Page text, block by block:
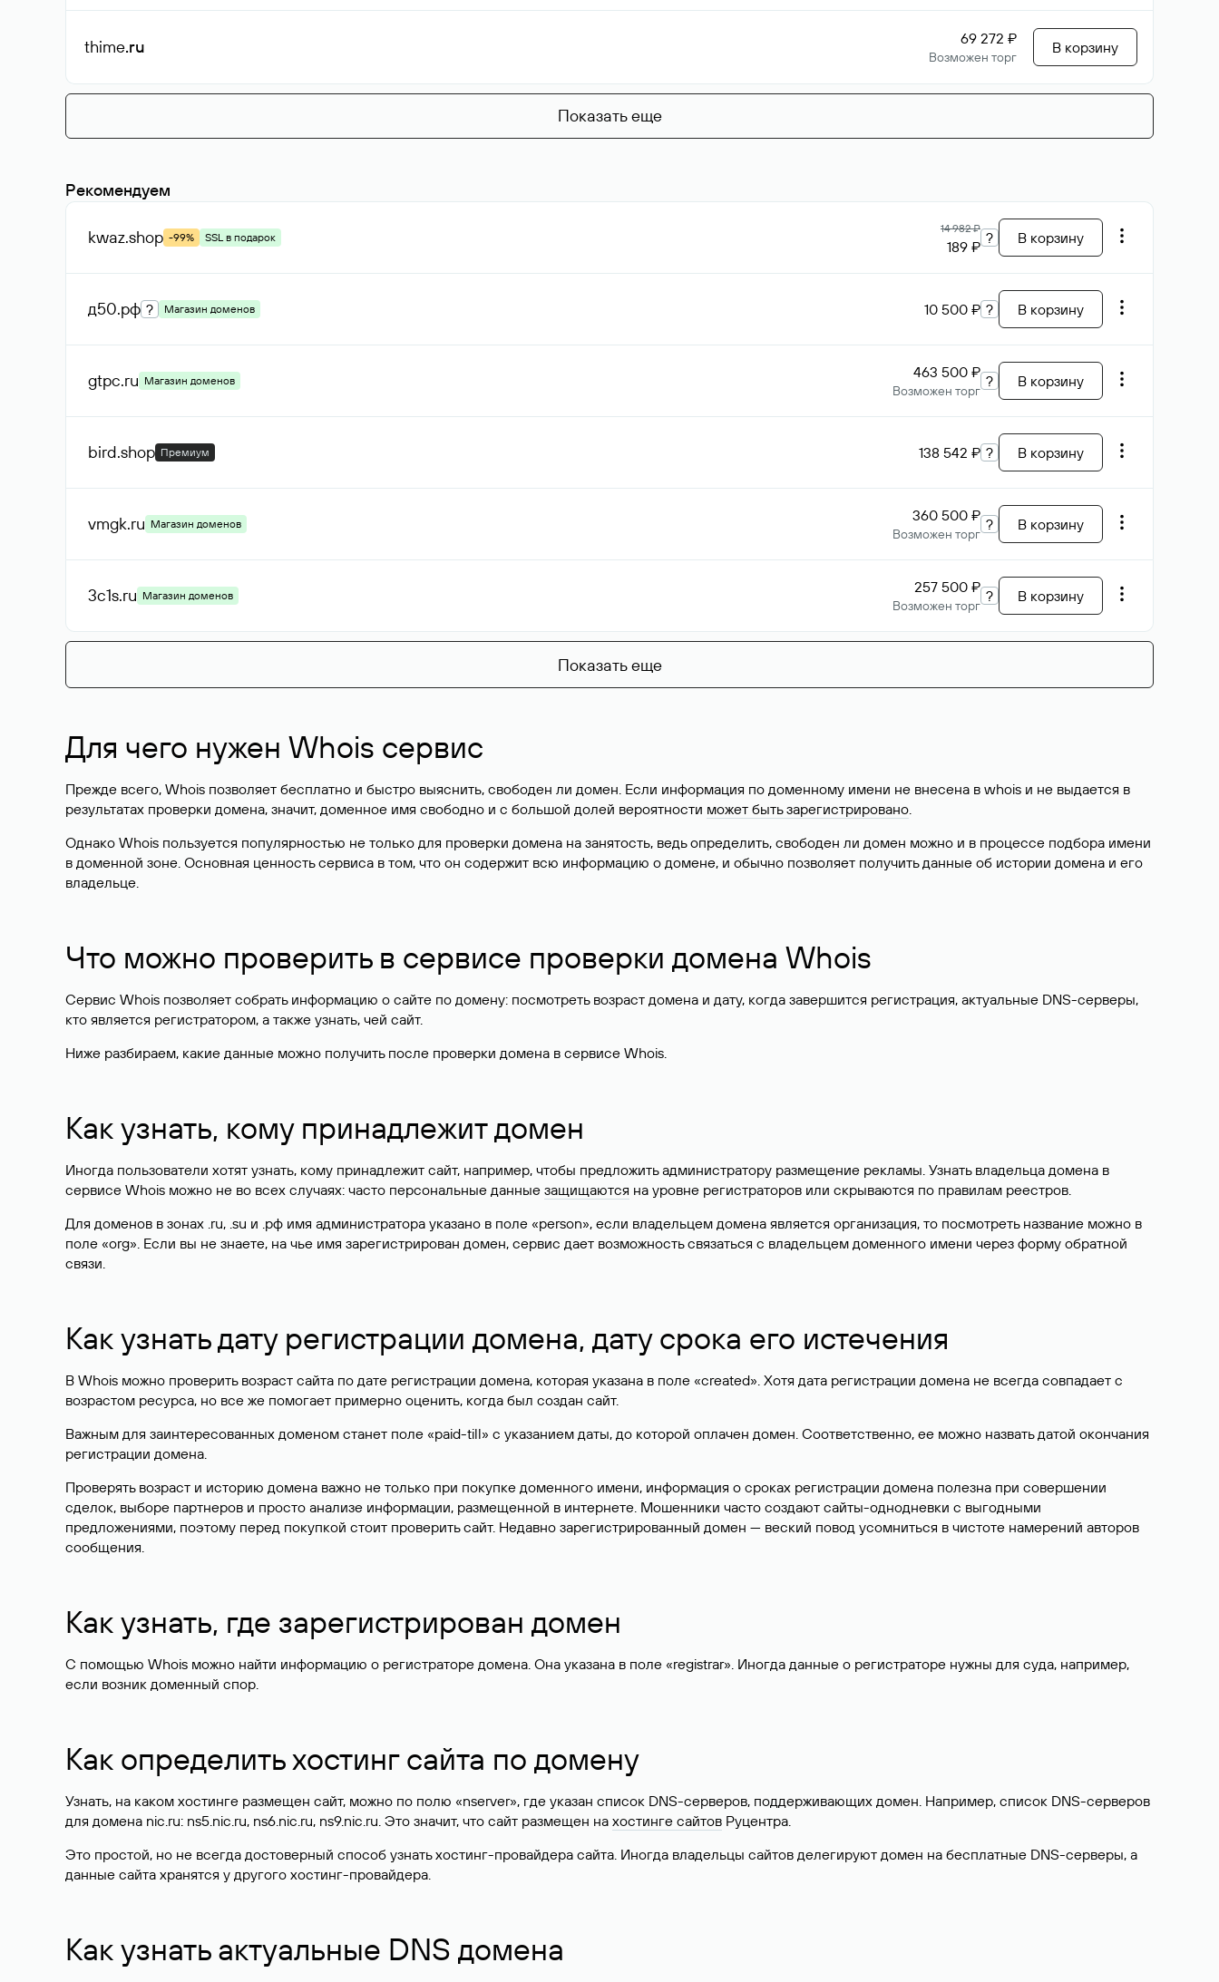
thime.ru 69 272 ₽
Возможен торг
В корзину
Показать еще
Рекомендуем
kwaz.shop -99% SSL в подарок
14 982 ₽
189 ₽ ? В корзину
д50.рф ? Магазин доменов 10 500 ₽ ? В корзину
gtpc.ru Магазин доменов 463 500 ₽
Возможен торг
? В корзину
bird.shop Премиум 138 542 ₽ ? В корзину
vmgk.ru Магазин доменов 360 500 ₽
Возможен торг
? В корзину
3c1s.ru Магазин доменов 257 500 ₽
Возможен торг
? В корзину
Показать еще
Для чего нужен Whois сервис
Прежде всего, Whois позволяет бесплатно и быстро выяснить, свободен ли домен. Если информация по доменному имени не внесена в whois и не выдается в
результатах проверки домена, значит, доменное имя свободно и с большой долей вероятности может быть зарегистрировано.
Однако Whois пользуется популярностью не только для проверки домена на занятость, ведь определить, свободен ли домен можно и в процессе подбора имени
в доменной зоне. Основная ценность сервиса в том, что он содержит всю информацию о домене, и обычно позволяет получить данные об истории домена и его
владельце.
Что можно проверить в сервисе проверки домена Whois
Сервис Whois позволяет собрать информацию о сайте по домену: посмотреть возраст домена и дату, когда завершится регистрация, актуальные DNS-серверы,
кто является регистратором, а также узнать, чей сайт.
Ниже разбираем, какие данные можно получить после проверки домена в сервисе Whois.
Как узнать, кому принадлежит домен
Иногда пользователи хотят узнать, кому принадлежит сайт, например, чтобы предложить администратору размещение рекламы. Узнать владельца домена в
сервисе Whois можно не во всех случаях: часто персональные данные защищаются на уровне регистраторов или скрываются по правилам реестров.
Для доменов в зонах .ru, .su и .рф имя администратора указано в поле «person», если владельцем домена является организация, то посмотреть название можно в
поле «org». Если вы не знаете, на чье имя зарегистрирован домен, сервис дает возможность связаться с владельцем доменного имени через форму обратной
связи.
Как узнать дату регистрации домена, дату срока его истечения
В Whois можно проверить возраст сайта по дате регистрации домена, которая указана в поле «created». Хотя дата регистрации домена не всегда совпадает с
возрастом ресурса, но все же помогает примерно оценить, когда был создан сайт.
Важным для заинтересованных доменом станет поле «paid-till» с указанием даты, до которой оплачен домен. Соответственно, ее можно назвать датой окончания
регистрации домена.
Проверять возраст и историю домена важно не только при покупке доменного имени, информация о сроках регистрации домена полезна при совершении
сделок, выборе партнеров и просто анализе информации, размещенной в интернете. Мошенники часто создают сайты-однодневки с выгодными
предложениями, поэтому перед покупкой стоит проверить сайт. Недавно зарегистрированный домен — веский повод усомниться в чистоте намерений авторов
сообщения.
Как узнать, где зарегистрирован домен
С помощью Whois можно найти информацию о регистраторе домена. Она указана в поле «registrar». Иногда данные о регистраторе нужны для суда, например,
если возник доменный спор.
Как определить хостинг сайта по домену
Узнать, на каком хостинге размещен сайт, можно по полю «nserver», где указан список DNS-серверов, поддерживающих домен. Например, список DNS-серверов
для домена nic.ru: ns5.nic.ru, ns6.nic.ru, ns9.nic.ru. Это значит, что сайт размещен на хостинге сайтов Руцентра.
Это простой, но не всегда достоверный способ узнать хостинг-провайдера сайта. Иногда владельцы сайтов делегируют домен на бесплатные DNS-серверы, а
данные сайта хранятся у другого хостинг-провайдера.
Как узнать актуальные DNS домена